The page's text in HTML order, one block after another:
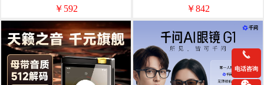
￥592
BF32（4+32G）
￥842
电话咨询